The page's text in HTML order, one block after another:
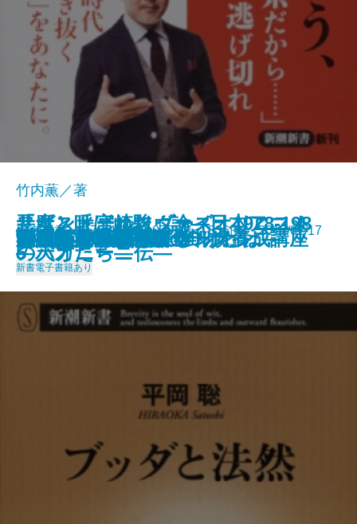
昆虫は美味い！
悪魔と呼ばれたヴァイオリニスト
―パガニーニ伝―
知の体力
笑劇の人生
「ポスト宮崎駿」論―日本アニメ
の天才たち―
たべたいの
能―650年続いた仕掛けとは―
サザンオールスターズ 1978-198
5
ジャズの証言
文系のための理数センス養成講座
竹内薫／著
新潮新書 978-4-10-610705-4 836円 2017/02/17
新書電子書籍あり
ブッダと法然
ゴジラとエヴァンゲリオン
不適切な日本語
食魔 谷崎潤一郎
はじめての親鸞
日本語通
1998年の宇多田ヒカル
百人一首の謎を解く
スター・ウォーズ学
市川崑と『犬神家の一族』